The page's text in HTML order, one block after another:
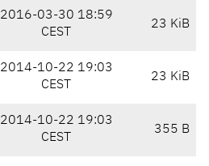
2016-03-30 18:59
CEST
23 KiB
2014-10-22 19:03
CEST
23 KiB
2014-10-22 19:03
CEST
355 B